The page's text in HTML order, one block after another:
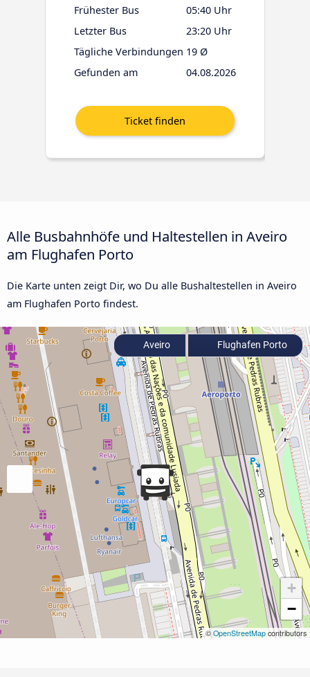
Frühester Bus
05:40 Uhr
Letzter Bus
23:20 Uhr
Tägliche Verbindungen 19 Ø
Gefunden am
04.08.2026
Alle Busbahnhöfe und Haltestellen in Aveiro
am Flughafen Porto
Die Karte unten zeigt Dir, wo Du alle Bushaltestellen in Aveiro
am Flughafen Porto findest.
+
−
© OpenStreetMap contributors
Aveiro Flughafen Porto